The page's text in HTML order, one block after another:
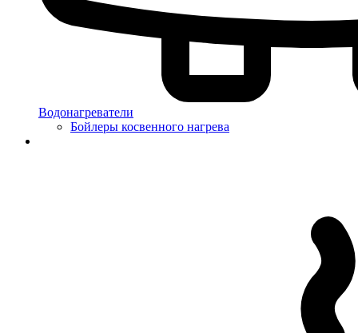
Водонагреватели
Бойлеры косвенного нагрева